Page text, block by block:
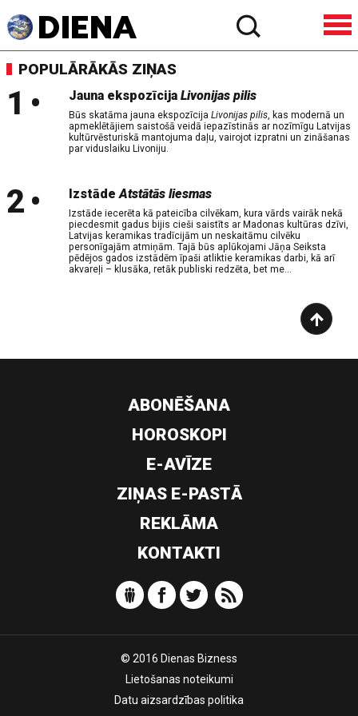
POPULĀRĀKĀS ZIŅAS
1 • Jauna ekspozīcija Livonijas pilis
Būs skatāma jauna ekspozīcija Livonijas pilis, kas modernā un
apmeklētājiem saistošā veidā iepazīstinās ar nozīmīgu Latvijas
kultūrvēsturiskā mantojuma daļu, vairojot izpratni un zināšanas
par viduslaiku Livoniju.
2 • IzstādeAtstātās liesmas
Izstāde iecerēta kā pateicība cilvēkam, kura vārds vairāk nekā
piecdesmit gadus bijis cieši saistīts ar Madonas kultūras dzīvi,
Latvijas keramikas tradīcijām un neskaitāmu cilvēku
personīgajām atmiņām. Tajā būs aplūkojami Jāņa Seiksta
pēdējos gados izstādēm īpaši atliktie keramikas darbi, kā arī
akvareļi – klusāka, retāk publiski redzēta, bet me...
ABONĒŠANA
HOROSKOPI
E-AVĪZE
ZIŅAS E-PASTĀ
REKLĀMA
KONTAKTI
© 2016 Dienas Bizness
Lietošanas noteikumi
Datu aizsardzības politika